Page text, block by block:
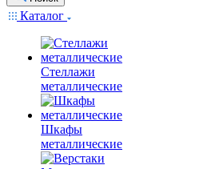
Каталог
Стеллажи
металлические
Шкафы
металлические